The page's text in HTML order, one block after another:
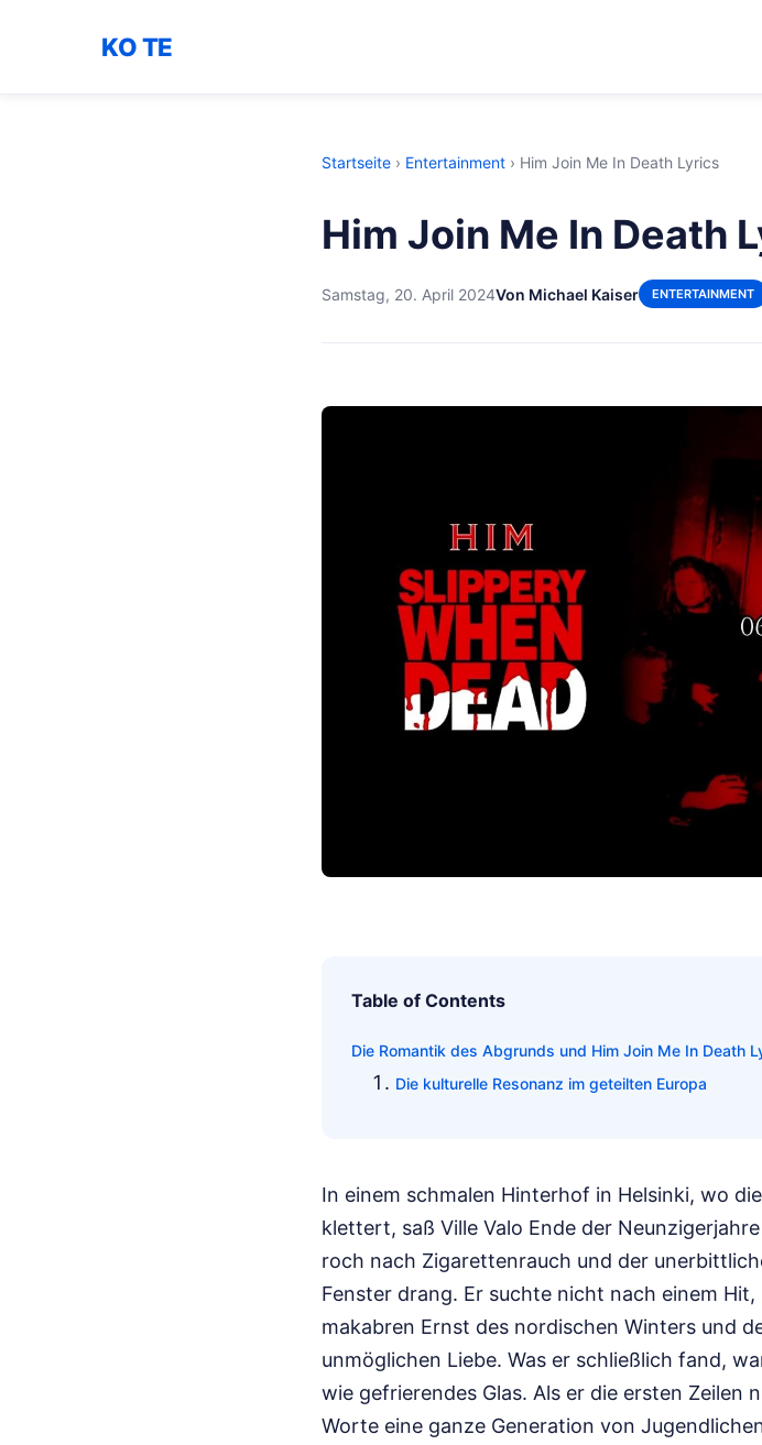
KO TE
Startseite › Entertainment › Him Join Me In Death Lyrics
Him Join Me In Death
Samstag, 20. April 2024Von Michael Kaiser ENTERTAINMENT
Table of Contents
Die Romantik des Abgrunds und Him Join Me In Death
Die kulturelle Resonanz im geteilten Europa
In einem schmalen Hinterhof in Helsinki, wo
klettert, saß Ville Valo Ende der
roch nach Zigarettenrauch und der
Fenster drang. Er suchte nicht nach einem
makabren Ernst des nordischen Winters und
unmöglichen Liebe. Was er schließlich fand,
wie gefrierendes Glas. Als er die ersten Zeilen
Worte eine ganze Generation von